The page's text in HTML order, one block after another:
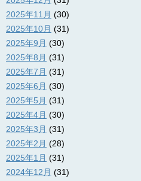
2025年11月 (30)
2025年10月 (31)
2025年9月 (30)
2025年8月 (31)
2025年7月 (31)
2025年6月 (30)
2025年5月 (31)
2025年4月 (30)
2025年3月 (31)
2025年2月 (28)
2025年1月 (31)
2024年12月 (31)